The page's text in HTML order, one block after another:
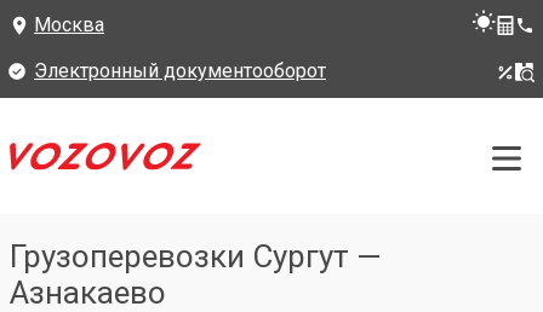
Москва
Электронный документооборот
Грузоперевозки Сургут —
Азнакаево